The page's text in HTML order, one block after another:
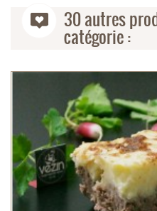
30 autres
catégorie :